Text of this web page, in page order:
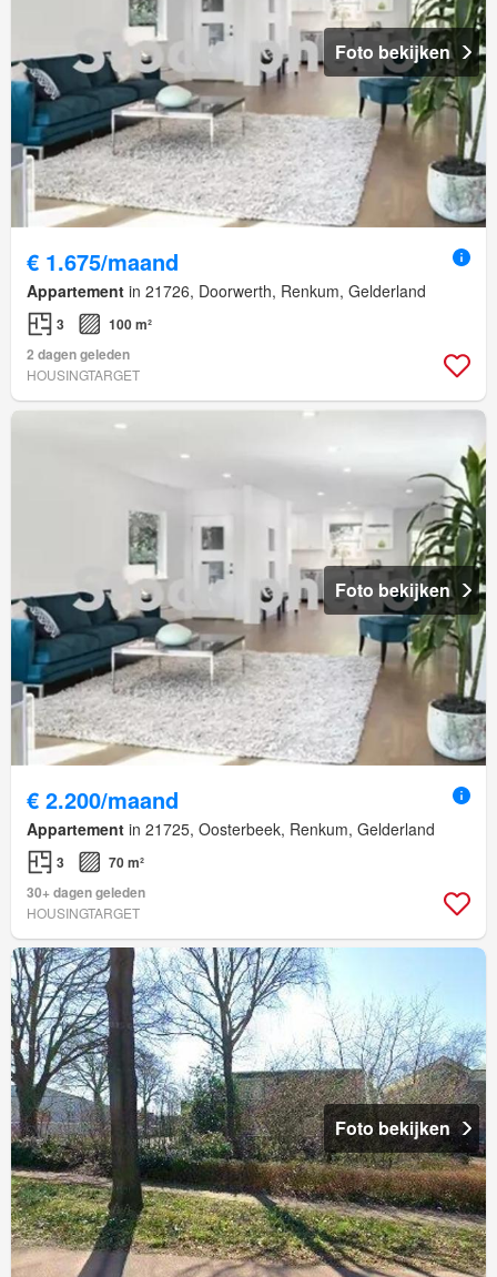
Foto bekijken
€ 1.675/maand
Appartement in 21726, Doorwerth, Renkum, Gelderland
3
100 m²
2 dagen geleden
HOUSINGTARGET
Foto bekijken
€ 2.200/maand
Appartement in 21725, Oosterbeek, Renkum, Gelderland
3
70 m²
30+ dagen geleden
HOUSINGTARGET
Foto bekijken